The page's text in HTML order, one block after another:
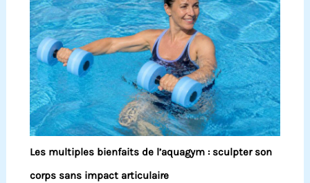
Les multiples bienfaits de l’aquagym : sculpter son
corps sans impact articulaire